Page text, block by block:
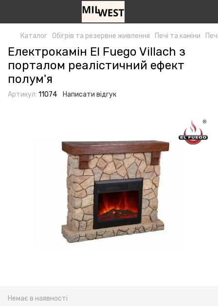
Каталог Обігрів та резервне живлення Печі та каміни
Електрокамін El Fuego Villach з
порталом реалістичний ефект
полум'я
Артикул: 11074 Написати відгук
Немає в наявності